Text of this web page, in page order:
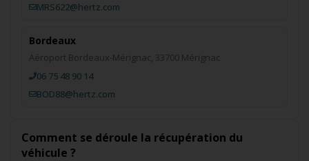
MRS622@hertz.com
Bordeaux
Aéroport Bordeaux-Mérignac, 33700 Mérignac
06 75 48 90 14
BOD88@hertz.com
Comment se déroule la récupération du
véhicule ?